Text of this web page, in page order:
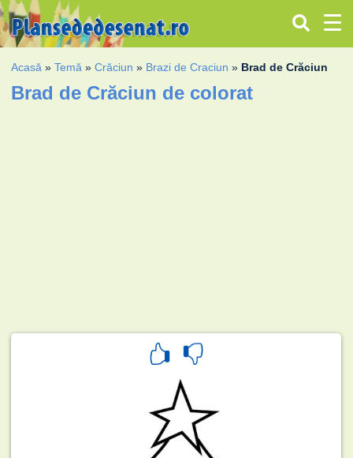
Acasă »Temă »Crăciun » Brazi de Craciun » Brad de Crăciun
Brad de Crăciun de colorat